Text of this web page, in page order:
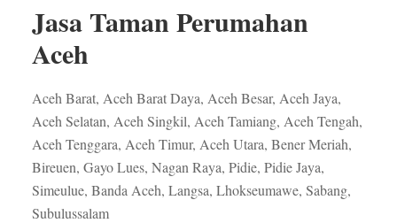
Jasa Taman Perumahan
Aceh
Aceh Barat, Aceh Barat Daya, Aceh Besar, Aceh Jaya,
Aceh Selatan, Aceh Singkil, Aceh Tamiang, Aceh Tengah,
Aceh Tenggara, Aceh Timur, Aceh Utara, Bener Meriah,
Bireuen, Gayo Lues, Nagan Raya, Pidie, Pidie Jaya,
Simeulue, Banda Aceh, Langsa, Lhokseumawe, Sabang,
Subulussalam